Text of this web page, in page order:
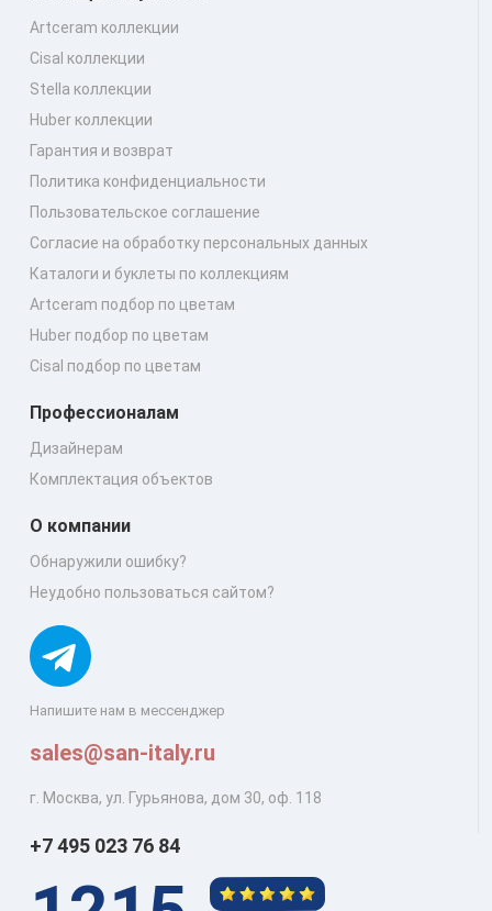
Напишите нам в мессенджер
sales@san-italy.ru
г. Москва, ул. Гурьянова, дом 30, оф. 118
Artceram коллекции
Cisal коллекции
Stella коллекции
Huber коллекции
Гарантия и возврат
Политика конфиденциальности
Пользовательское соглашение
Согласие на обработку персональных данных
Каталоги и буклеты по коллекциям
Artceram подбор по цветам
Huber подбор по цветам
Cisal подбор по цветам
Профессионалам
Дизайнерам
Комплектация объектов
О компании
Обнаружили ошибку?
Неудобно пользоваться сайтом?
+7 495 023 76 84